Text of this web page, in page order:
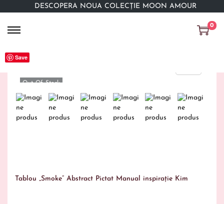
DESCOPERĂ NOUA COLECȚIE MOON AMOUR
0
Save
Out Of Stock
Tablou „Smoke” Abstract Pictat Manual inspirație Kim